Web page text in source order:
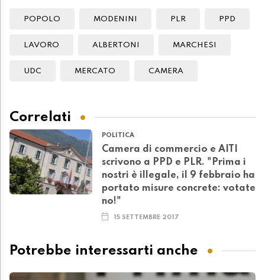
POPOLO MODENINI PLR PPD
LAVORO ALBERTONI MARCHESI
UDC MERCATO CAMERA
Correlati
POLITICA
Camera di commercio e AITI
scrivono a PPD e PLR. "Prima i
nostri è illegale, il 9 febbraio ha
portato misure concrete: votate
no!"
15 SETTEMBRE 2017
Potrebbe interessarti anche